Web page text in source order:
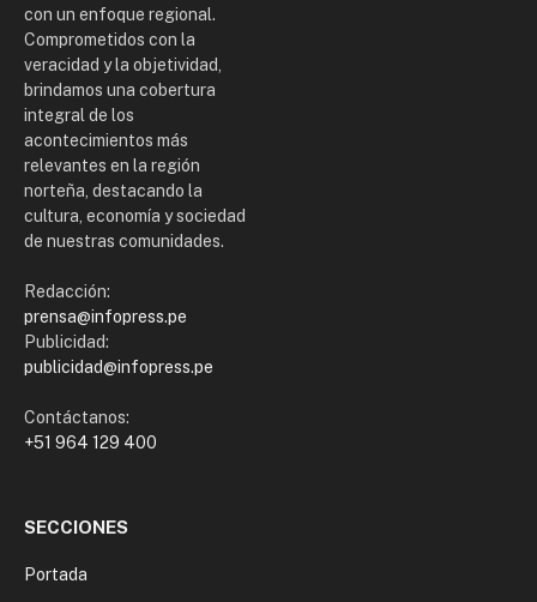
con un enfoque regional.
Comprometidos con la
veracidad y la objetividad,
brindamos una cobertura
integral de los
acontecimientos más
relevantes en la región
norteña, destacando la
cultura, economía y sociedad
de nuestras comunidades.
Redacción:
prensa@infopress.pe
Publicidad:
publicidad@infopress.pe
Contáctanos:
+51 964 129 400
SECCIONES
Portada